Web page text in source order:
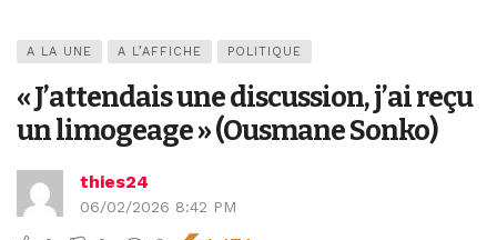
A LA UNE A L’AFFICHE POLITIQUE
« J’attendais une discussion, j’ai reçu
un limogeage » (Ousmane Sonko)
thies24
06/02/2026 8:42 PM